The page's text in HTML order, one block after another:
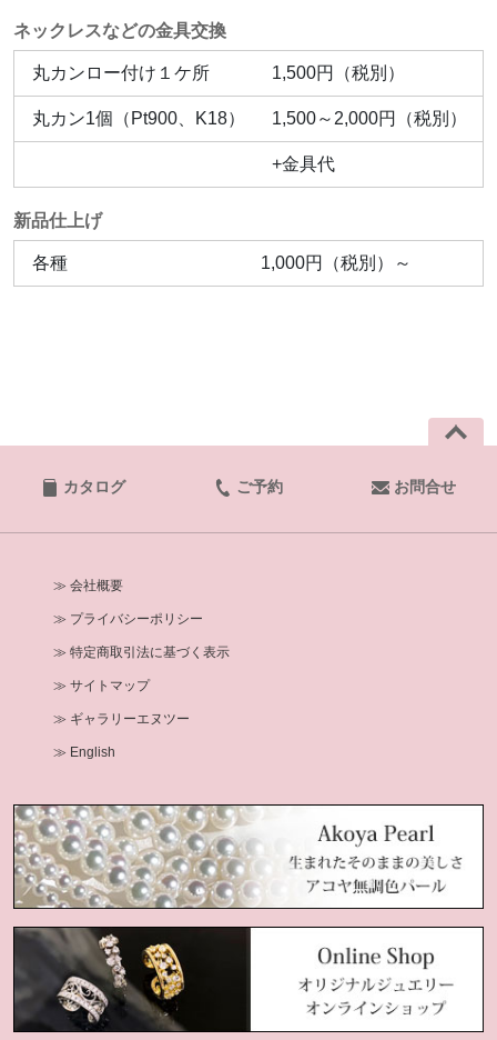
ネックレスなどの金具交換
丸カンロー付け１ケ所 1,500円（税別）
丸カン1個（Pt900、K18） 1,500～2,000円（税別）
+金具代
新品仕上げ
各種 1,000円（税別）～
カタログ ご予約 お問合せ
≫ 会社概要
≫ プライバシーポリシー
≫ 特定商取引法に基づく表示
≫ サイトマップ
≫ ギャラリーエヌツー
≫ English